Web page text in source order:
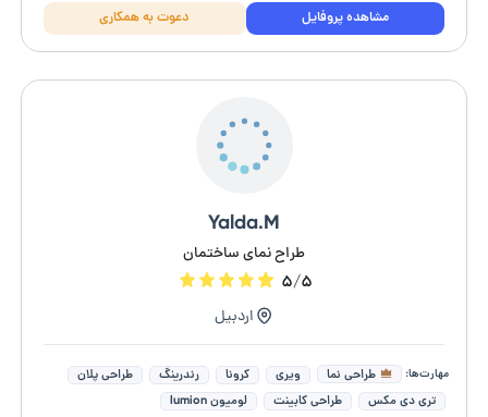
مشاهده پروفایل دعوت به همکاری
Yalda.M
طراح نمای ساختمان
۵/۵
اردبیل
مهارت‌ها: طراحی نما ویری کرونا رندرینگ
طراحی پلان
تری دی مکس
طراحی کابینت
لومیون lumion